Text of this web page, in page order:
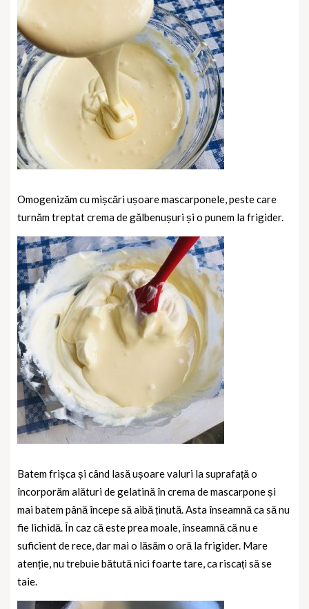
Omogenizăm cu mișcări ușoare mascarponele, peste care
turnăm treptat crema de gălbenușuri și o punem la frigider.
Batem frișca și când lasă ușoare valuri la suprafață o
încorporăm alături de gelatină în crema de mascarpone și
mai batem până începe să aibă ținută. Asta înseamnă ca să nu
fie lichidă. În caz că este prea moale, înseamnă că nu e
suficient de rece, dar mai o lăsăm o oră la frigider. Mare
atenție, nu trebuie bătută nici foarte tare, ca riscați să se
taie.